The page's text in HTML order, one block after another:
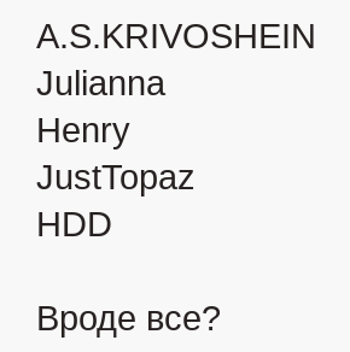
A.S.KRIVOSHEIN
Julianna
Henry
JustTopaz
HDD
Вроде все?